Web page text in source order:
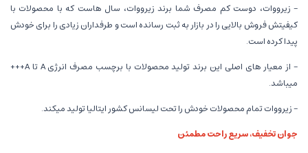
- زیرووات، دوست کم مصرف شما برند زیرووات، سال هاست که با محصولات با
کیفیتش فروش بالایی را در بازار به ثبت رسانده است و طرفداران زیادی را برای خودش
پیدا کرده است.
- از معیار های اصلی این برند تولید محصولات با برچسب مصرف انرژی A تا A+++
میباشد.
- زیرووات تمام محصولات خودش را تحت لیسانس کشور ایتالیا تولید میکند.
جوان تخفیف، سریع راحت مطمئن